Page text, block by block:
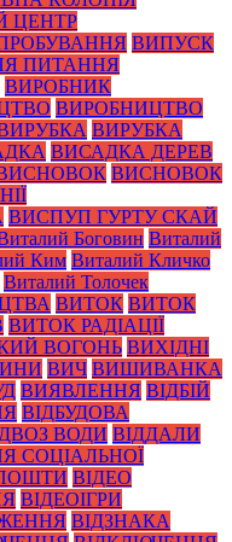
ЦЕНТР
ВИПУСК
ПИТАННЯ
ВИРОБНИК
ВИРОБНИЦТВО
ВИРУБКА
ВИСАДКА ДЕРЕВ
ВИСНОВОК
ВИСПУП ГУРТУ СКАЙ
Боговин Виталий
Ким Виталий Кличко
Виталий Толочек
ВИТОК ВИТОК
ВИТОК РАДІАЦІЇ
ВОГОНЬ ВИХІДНІ
ВИЧ ВИШИВАНКА
ВИЯВЛЕННЯ ВІДБІЙ
ВІДБУДОВА
ВОДИ ВІДДАЛИ
СОЦІАЛЬНОЇ
ВІДЕО
ВІДЕОІГРИ
ВІДЗНАКА